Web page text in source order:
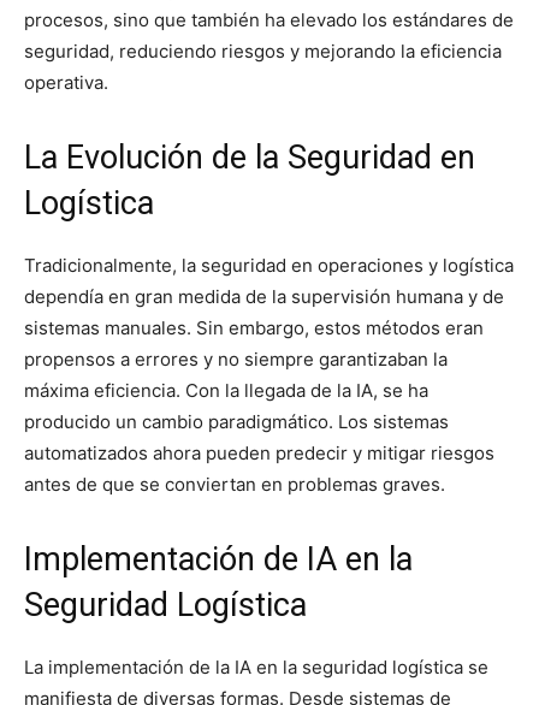
procesos, sino que también ha elevado los estándares de
seguridad, reduciendo riesgos y mejorando la eficiencia
operativa.
La Evolución de la Seguridad en
Logística
Tradicionalmente, la seguridad en operaciones y logística
dependía en gran medida de la supervisión humana y de
sistemas manuales. Sin embargo, estos métodos eran
propensos a errores y no siempre garantizaban la
máxima eficiencia. Con la llegada de la IA, se ha
producido un cambio paradigmático. Los sistemas
automatizados ahora pueden predecir y mitigar riesgos
antes de que se conviertan en problemas graves.
Implementación de IA en la
Seguridad Logística
La implementación de la IA en la seguridad logística se
manifiesta de diversas formas. Desde sistemas de